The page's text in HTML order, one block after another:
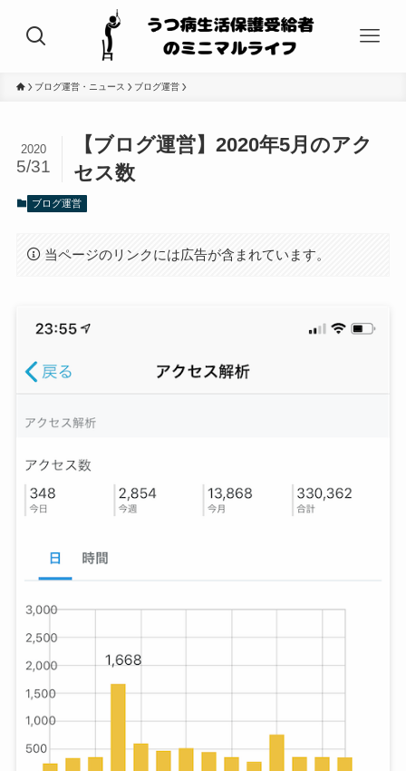
ブログ運営・ニュース ブログ運営
【ブログ運営】2020年5月のアク
セス数
2020
5/31
ブログ運営
当ページのリンクには広告が含まれています。